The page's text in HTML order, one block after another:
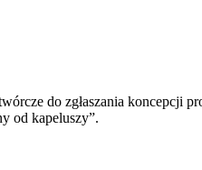
do zgłaszania koncepcji
od kapeluszy”.